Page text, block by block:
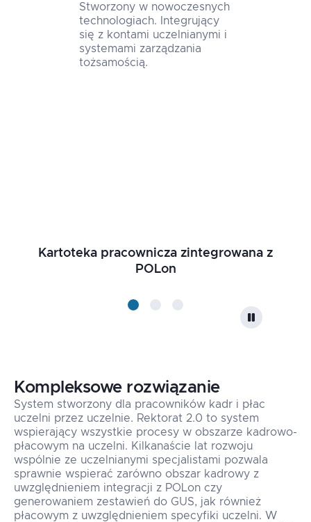
Stworzony w nowoczesnych
technologiach. Integrujący
się z kontami uczelnianymi i
systemami zarządzania
tożsamością.
Kartoteka pracownicza zintegrowana z
POLon
Kompleksowe rozwiązanie
System stworzony dla pracowników kadr i płac
uczelni przez uczelnie. Rektorat 2.0 to system
wspierający wszystkie procesy w obszarze kadrowo-
płacowym na uczelni. Kilkanaście lat rozwoju
wspólnie ze uczelnianymi specjalistami pozwala
sprawnie wspierać zarówno obszar kadrowy z
uwzględnieniem integracji z POLon czy
generowaniem zestawień do GUS, jak również
płacowym z uwzględnieniem specyfiki uczelni. W